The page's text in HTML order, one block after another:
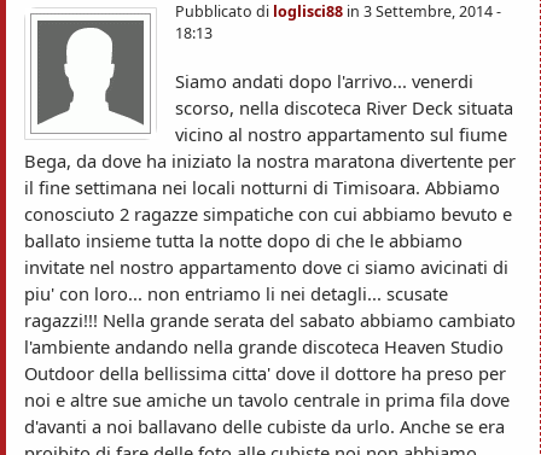
Pubblicato di loglisci88 in 3 Settembre, 2014 -
18:13
Siamo andati dopo l'arrivo... venerdi
scorso, nella discoteca River Deck situata
vicino al nostro appartamento sul fiume
Bega, da dove ha iniziato la nostra maratona divertente per
il fine settimana nei locali notturni di Timisoara. Abbiamo
conosciuto 2 ragazze simpatiche con cui abbiamo bevuto e
ballato insieme tutta la notte dopo di che le abbiamo
invitate nel nostro appartamento dove ci siamo avicinati di
piu' con loro... non entriamo li nei detagli... scusate
ragazzi!!! Nella grande serata del sabato abbiamo cambiato
l'ambiente andando nella grande discoteca Heaven Studio
Outdoor della bellissima citta' dove il dottore ha preso per
noi e altre sue amiche un tavolo centrale in prima fila dove
d'avanti a noi ballavano delle cubiste da urlo. Anche se era